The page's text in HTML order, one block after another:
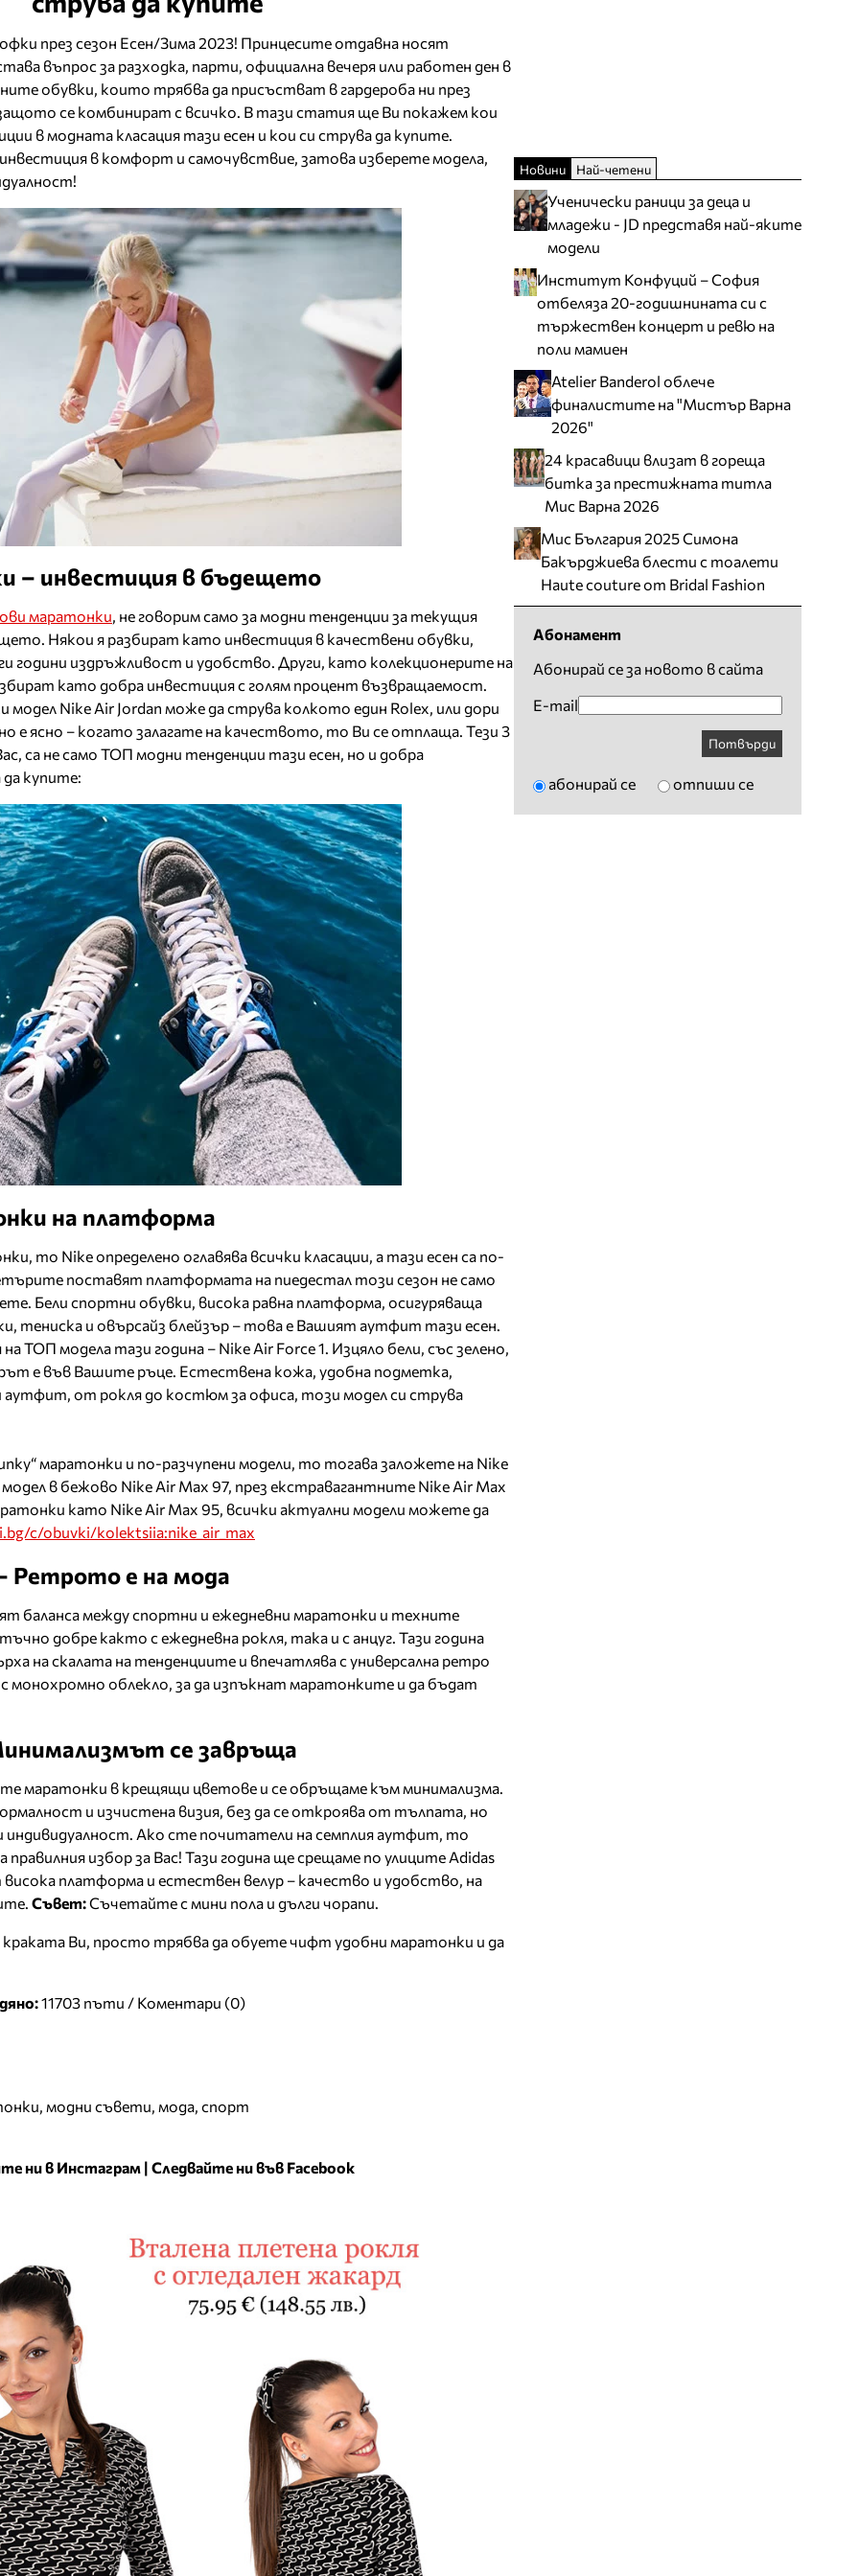
през сезон Есен/Зима 2023! Принцесите отдавна носят
въпрос за разходка, парти, официална вечеря или работен ден в
обувки, които трябва да присъстват в гардероба ни през
защото се комбинират с всичко. В тази статия ще Ви покажем кои
в модната класация тази есен и кои си струва да купите.
в комфорт и самочувствие, затова изберете модела,
– инвестиция в бъдещето
маратонки, не говорим само за модни тенденции за текущия
Някои я разбират като инвестиция в качествени обувки,
години издръжливост и удобство. Други, като колекционерите на
като добра инвестиция с голям процент възвращаемост.
модел Nike Air Jordan може да струва колкото един Rolex, или дори
е ясно – когато залагате на качеството, то Ви се отплаща. Тези 3
са не само ТОП модни тенденции тази есен, но и добра
купите:
на платформа
то Nike определено оглавява всички класации, а тази есен са по-
поставят платформата на пиедестал този сезон не само
Бели спортни обувки, висока равна платформа, осигуряваща
тениска и овърсайз блейзър – това е Вашият аутфит тази есен.
ТОП модела тази година – Nike Air Force 1. Изцяло бели, със зелено,
е във Вашите ръце. Естествена кожа, удобна подметка,
аутфит, от рокля до костюм за офиса, този модел си струва
маратонки и по-разчупени модели, то тогава заложете на Nike
в бежово Nike Air Max 97, през екстравагантните Nike Air Max
като Nike Air Max 95, всички актуални модели можете да
c/obuvki/kolektsiia:nike_air_max
Ретрото е на мода
баланса между спортни и ежедневни маратонки и техните
добре както с ежедневна рокля, така и с анцуг. Тази година
на скалата на тенденциите и впечатлява с универсална ретро
монохромно облекло, за да изпъкнат маратонките и да бъдат
се завръща
маратонки в крещящи цветове и се обръщаме към минимализма.
и изчистена визия, без да се откроява от тълпата, но
индивидуалност. Ако сте почитатели на семплия аутфит, то
правилния избор за Вас! Тази година ще срещаме по улиците Adidas
платформа и естествен велур – качество и удобство, на
Съвет:Съчетайте с мини пола и дълги чорапи.
Ви, просто трябва да обуете чифт удобни маратонки и да
11703 пъти / Коментари (0)
, модни съвети, мода, спорт
ни в Инстаграм | Следвайте ни във Facebook
Новини Най-четени
Ученически раници за деца и
младежи - JD представя най-яките
модели
Институт Конфуций – София
отбеляза 20-годишнината си с
тържествен концерт и ревю на
поли мамиен
Atelier Banderol облече
финалистите на "Мистър Варна
2026"
24 красавици влизат в гореща
битка за престижната титла
Мис Варна 2026
Мис България 2025 Симона
Бакърджиева блести с тоалети
Haute couture от Bridal Fashion
Абонамент
Абонирай се за новото в сайта
E-mail
Потвърди
абонирай се отпиши се